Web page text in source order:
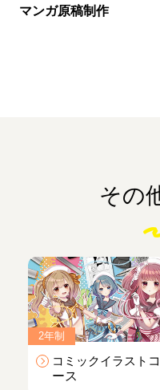
マンガ原稿制作
その
2年制
コミックイラスト コ
ース